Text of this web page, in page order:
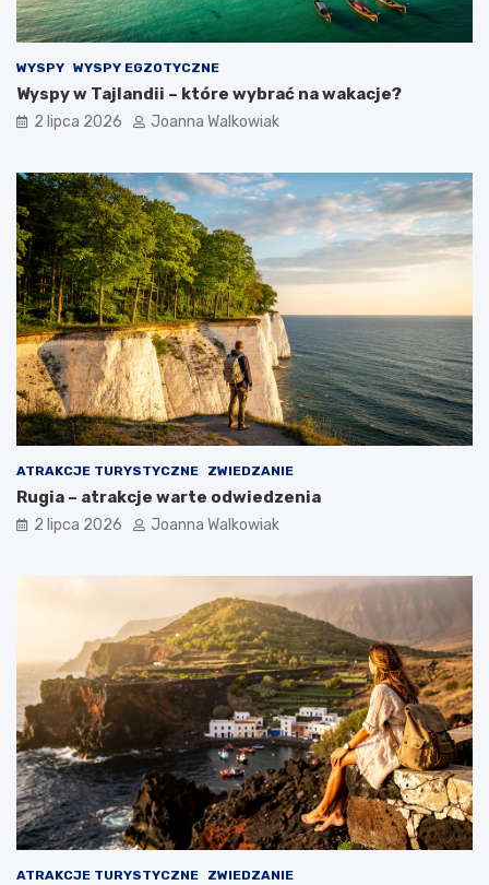
WYSPY WYSPY EGZOTYCZNE
Wyspy w Tajlandii – które wybrać na wakacje?
2 lipca 2026 Joanna Walkowiak
ATRAKCJE TURYSTYCZNE ZWIEDZANIE
Rugia – atrakcje warte odwiedzenia
2 lipca 2026 Joanna Walkowiak
ATRAKCJE TURYSTYCZNE ZWIEDZANIE